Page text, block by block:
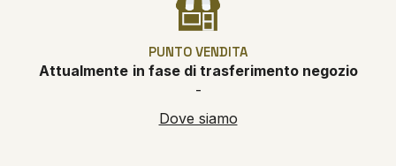
PUNTO VENDITA
Attualmente in fase di trasferimento negozio
-
Dove siamo